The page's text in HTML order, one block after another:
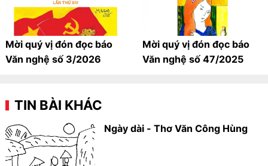
Mời quý vị đón đọc báo
Văn nghệ số 3/2026
Mời quý vị đón đọc báo
Văn nghệ số 47/2025
TIN BÀI KHÁC
Ngày dài - Thơ Văn Công Hùng